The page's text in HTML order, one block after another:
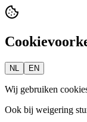
NL EN
Wij gebruiken
Ook bij weigering